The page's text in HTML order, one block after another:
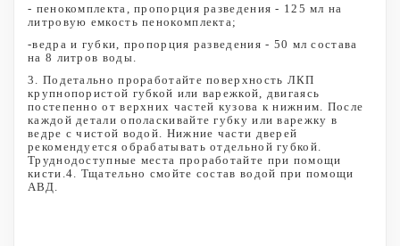
- пенокомплекта, пропорция разведения - 125 мл на
литровую емкость пенокомплекта;
-ведра и губки, пропорция разведения - 50 мл состава
на 8 литров воды.
3. Подетально проработайте поверхность ЛКП
крупнопористой губкой или варежкой, двигаясь
постепенно от верхних частей кузова к нижним. После
каждой детали ополаскивайте губку или варежку в
ведре с чистой водой. Нижние части дверей
рекомендуется обрабатывать отдельной губкой.
Труднодоступные места проработайте при помощи
кисти.4. Тщательно смойте состав водой при помощи
АВД.